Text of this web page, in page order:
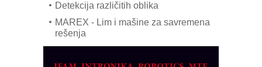
Detekcija različitih oblika
MAREX - Lim i mašine za savremena
rešenja
partner